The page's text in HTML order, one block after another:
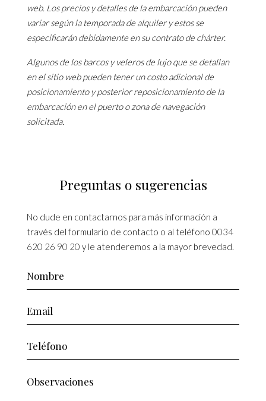
web. Los precios y detalles de la embarcación pueden
variar según la temporada de alquiler y estos se
especificarán debidamente en su contrato de chárter.
Algunos de los barcos y veleros de lujo que se detallan
en el sitio web pueden tener un costo adicional de
posicionamiento y posterior reposicionamiento de la
embarcación en el puerto o zona de navegación
solicitada.
Preguntas o sugerencias
No dude en contactarnos para más información a
través del formulario de contacto o al teléfono 0034
620 26 90 20 y le atenderemos a la mayor brevedad.